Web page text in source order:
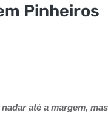
Pinheiros
até a margem,